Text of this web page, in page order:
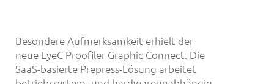
Besondere Aufmerksamkeit erhielt der
neue EyeC Proofiler Graphic Connect. Die
SaaS-basierte Prepress-Lösung arbeitet